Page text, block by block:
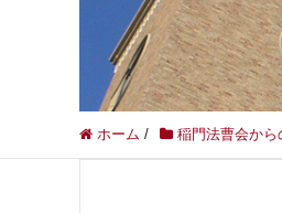
ホーム / 稲門法曹会から